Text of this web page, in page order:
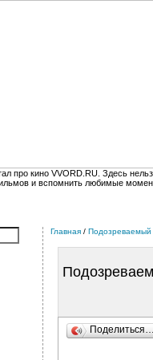
про кино VVORD.RU. Здесь
и вспомнить любимые
Главная / Подозреваемый